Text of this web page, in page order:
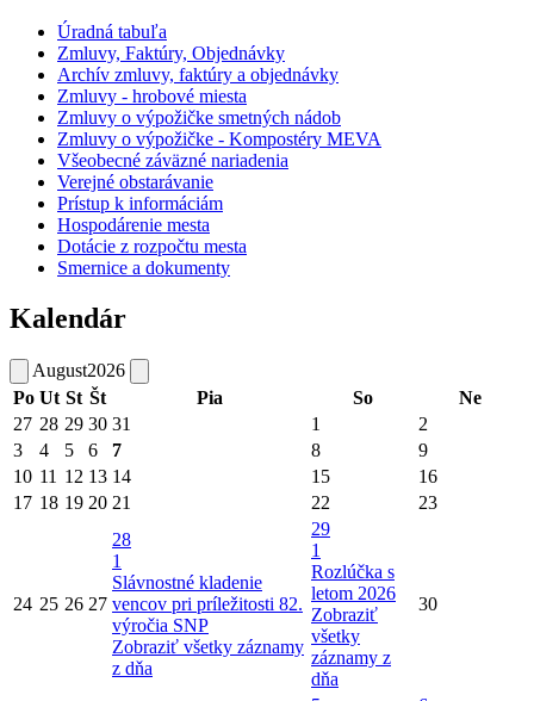
Úradná tabuľa
Zmluvy, Faktúry, Objednávky
Archív zmluvy, faktúry a objednávky
Zmluvy - hrobové miesta
Zmluvy o výpožičke smetných nádob
Zmluvy o výpožičke - Kompostéry MEVA
Všeobecné záväzné nariadenia
Verejné obstarávanie
Prístup k informáciám
Hospodárenie mesta
Dotácie z rozpočtu mesta
Smernice a dokumenty
Kalendár
August2026
Po Ut St Št Pia So
Ne
27 28 29 30 31 1
2
3
4 5 6 7 8
9
10 11 12 13 14 15
16
17 18 19 20 21 22 23
24 25 26 27
28
1
Slávnostné kladenie
vencov pri príležitosti 82.
výročia SNP
Zobraziť všetky záznamy
z dňa
29
1
Rozlúčka s
letom 2026
Zobraziť
všetky
záznamy z
dňa
30